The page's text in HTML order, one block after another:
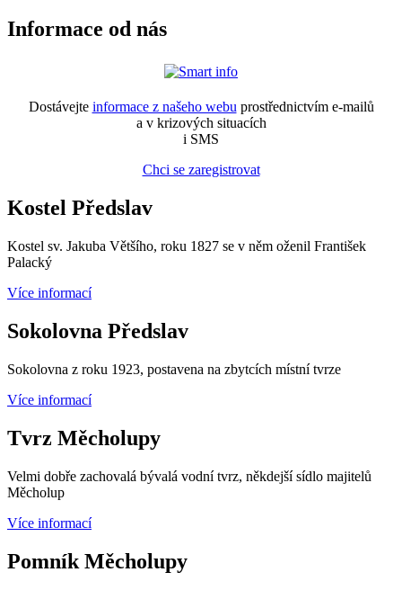
Informace od nás
Dostávejte informace z našeho webu prostřednictvím e-mailů
a v krizových situacích
i SMS
Chci se zaregistrovat
Kostel Předslav
Kostel sv. Jakuba Většího, roku 1827 se v něm oženil František
Palacký
Více informací
Sokolovna Předslav
Sokolovna z roku 1923, postavena na zbytcích místní tvrze
Více informací
Tvrz Měcholupy
Velmi dobře zachovalá bývalá vodní tvrz, někdejší sídlo majitelů
Měcholup
Více informací
Pomník Měcholupy